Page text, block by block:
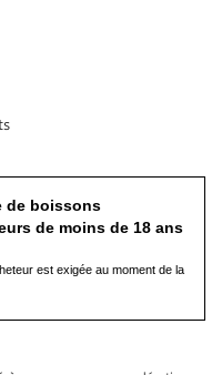
de boissons
de moins de 18 ans
est exigée au moment de la